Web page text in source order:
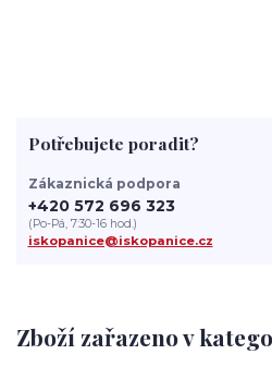
Zboží zařazeno v
Potřebujete poradit?
Zákaznická podpora
+420 572 696 323
(Po-Pá, 7:30-16 hod.)
iskopanice@iskopanice.cz